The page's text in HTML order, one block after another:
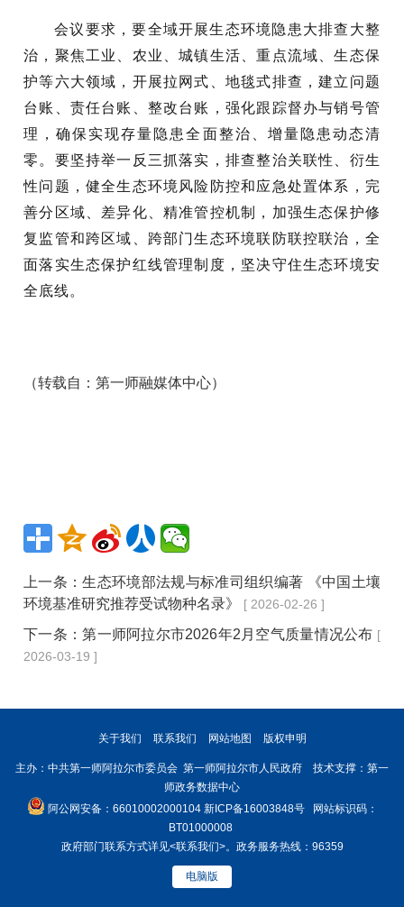
会议要求，要全域开展生态环境隐患大排查大整
治，聚焦工业、农业、城镇生活、重点流域、生态保
护等六大领域，开展拉网式、地毯式排查，建立问题
台账、责任台账、整改台账，强化跟踪督办与销号管
理，确保实现存量隐患全面整治、增量隐患动态清
零。要坚持举一反三抓落实，排查整治关联性、衍生
性问题，健全生态环境风险防控和应急处置体系，完
善分区域、差异化、精准管控机制，加强生态保护修
复监管和跨区域、跨部门生态环境联防联控联治，全
面落实生态保护红线管理制度，坚决守住生态环境安
全底线。
（转载自：第一师融媒体中心）
上一条：生态环境部法规与标准司组织编著 《中国土壤
环境基准研究推荐受试物种名录》
[ 2026-02-26 ]
下一条：第一师阿拉尔市2026年2月空气质量情况公布 [
2026-03-19 ]
关于我们 联系我们 网站地图 版权申明
主办：中共第一师阿拉尔市委员会 第一师阿拉尔市人民政府 技术支撑：第一
师政务数据中心
阿公网安备：66010002000104 新ICP备16003848号网站标识码：
BT01000008
政府部门联系方式详见<联系我们>。政务服务热线：96359
电脑版